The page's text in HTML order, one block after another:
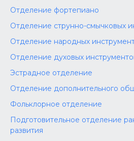
Отделение фортепиано
Отделение струнно-смычковых
Отделение народных
Отделение духовых
Эстрадное отделение
Отделение дополнительного
Фольклорное отделение
Подготовительное отделение
развития